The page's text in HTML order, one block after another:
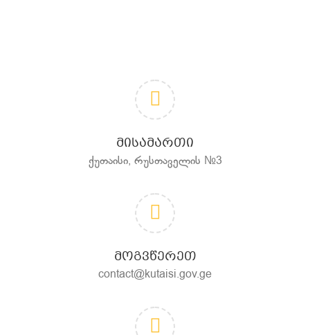
ᲛᲘᲡᲐᲛᲐᲠᲗᲘ
ქუთაისი, რუსთაველის №3
ᲛᲝᲒᲕᲬᲔᲠᲔᲗ
contact@kutaisi.gov.ge